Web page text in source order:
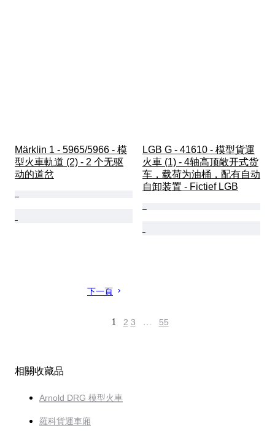
Märklin 1 - 5965/5966 - 模
型火車軌道 (2) - 2 个无驱
动的道岔
LGB G - 41610 - 模型貨運
火車 (1) - 4轴高顶敞开式货
车，载荷为油桶，配有自动
自卸装置 - Fictief LGB
下一頁
1 2 3 … 55
相關收藏品
Arnold DRG 模型火車
羅科貨運車廂